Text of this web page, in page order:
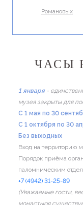
Романовых
ЧАСЫ
1 января -
музея закрыты для
C 1 мая по 30
C 1 октября по 30
Без выходных
Вход на территорию
Порядок приёма
паломническим
+7 (4942) 31-25-89
(Уважаемые гости,
монастыря